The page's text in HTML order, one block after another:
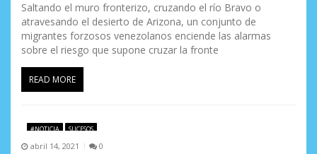
Saltando el muro fronterizo, cruzando el río Bravo o
atravesando el desierto de Arizona, un conjunto de
migrantes forzosos venezolanos enciende las alarmas
sobre el riesgo que supone cruzar la fronte
READ MORE
#NOTICIA SUCESOS
abril 14, 2021 0